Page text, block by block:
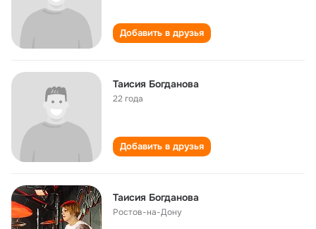
Добавить в друзья
Таисия Богданова
22 года
Добавить в друзья
Таисия Богданова
Ростов-на-Дону